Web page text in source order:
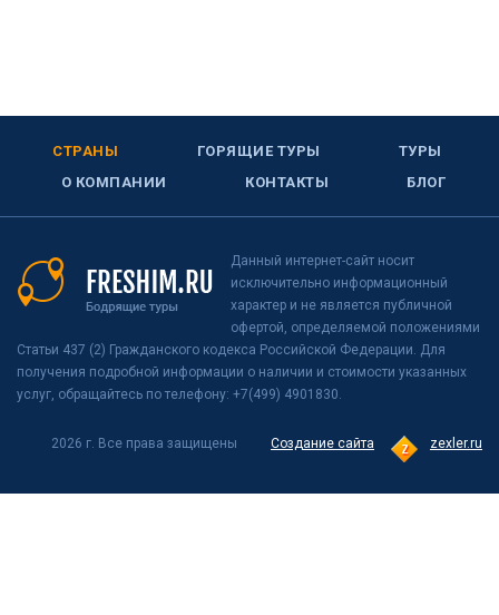
СТРАНЫ ГОРЯЩИЕ ТУРЫ
ТУРЫ
О КОМПАНИИ
КОНТАКТЫ БЛОГ
Данный интернет-сайт носит
исключительно информационный
характер и не является публичной
офертой, определяемой положениями
Статьи 437 (2) Гражданского кодекса Российской Федерации. Для
получения подробной информации о наличии и стоимости указанных
услуг, обращайтесь по телефону: +7(499) 4901830.
Создание сайта zexler.ru
2026 г. Все права защищены